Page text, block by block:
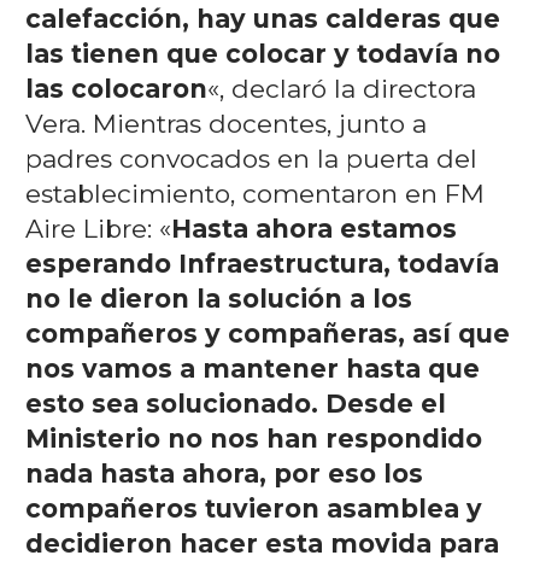
calefacción, hay unas calderas que
las tienen que colocar y todavía no
las colocaron«, declaró la directora
Vera. Mientras docentes, junto a
padres convocados en la puerta del
establecimiento, comentaron en FM
Aire Libre: «Hasta ahora estamos
esperando Infraestructura, todavía
no le dieron la solución a los
compañeros y compañeras, así que
nos vamos a mantener hasta que
esto sea solucionado. Desde el
Ministerio no nos han respondido
nada hasta ahora, por eso los
compañeros tuvieron asamblea y
decidieron hacer esta movida para